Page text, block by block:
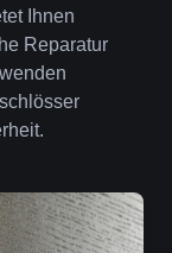
Ihnen
Reparatur